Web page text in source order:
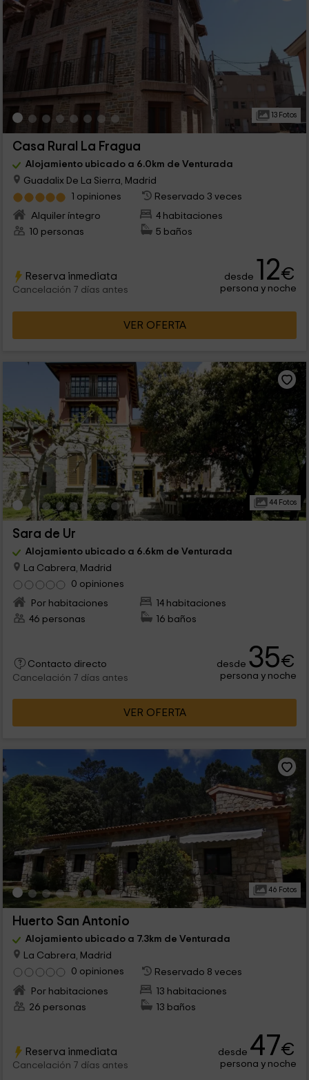
13 Fotos
Casa Rural La Fragua
Alojamiento ubicado a 6.0km de Venturada
Guadalix De La Sierra, Madrid
1 opiniones
Reservado 3 veces
Alquiler íntegro
4 habitaciones
10 personas
5 baños
Reserva inmediata
Cancelación 7 días antes
desde 12€
persona y noche
VER OFERTA
44 Fotos
Sara de Ur
Alojamiento ubicado a 6.6km de Venturada
La Cabrera, Madrid
0 opiniones
Por habitaciones
14 habitaciones
46 personas
16 baños
Contacto directo
Cancelación 7 días antes
desde 35€
persona y noche
VER OFERTA
46 Fotos
Huerto San Antonio
Alojamiento ubicado a 7.3km de Venturada
La Cabrera, Madrid
0 opiniones
Reservado 8 veces
Por habitaciones
13 habitaciones
26 personas
13 baños
Reserva inmediata
Cancelación 7 días antes
desde 47€
persona y noche